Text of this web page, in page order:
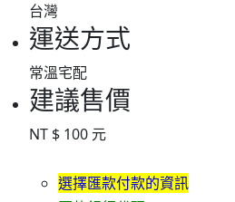
台灣
運送方式
常溫宅配
建議售價
NT $ 100 元
選擇匯款付款的資訊